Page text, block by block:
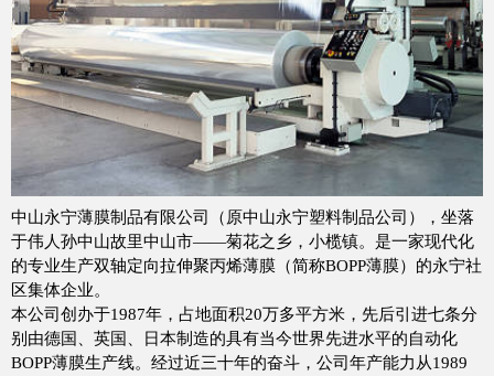
中山永宁薄膜制品有限公司（原中山永宁塑料制品公司），坐落
于伟人孙中山故里中山市——菊花之乡，小榄镇。是一家现代化
的专业生产双轴定向拉伸聚丙烯薄膜（简称BOPP薄膜）的永宁社
区集体企业。
本公司创办于1987年，占地面积20万多平方米，先后引进七条分
别由德国、英国、日本制造的具有当今世界先进水平的自动化
BOPP薄膜生产线。经过近三十年的奋斗，公司年产能力从1989